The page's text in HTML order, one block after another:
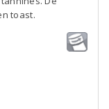
toast.